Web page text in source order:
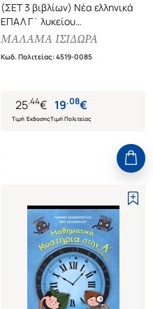
(ΣΕΤ 3 βιβλίων) Νέα ελληνικά
ΕΠΑΛ Γ΄ λυκείου
(+απαντήσεις+μέθοδος
ΜΑΛΑΜΑ ΙΣΙΔΩΡΑ
Κωδ. Πολιτείας:4519-0085
25.44€
Τιμή Έκδοσης
19.08€
Τιμή Πολιτείας